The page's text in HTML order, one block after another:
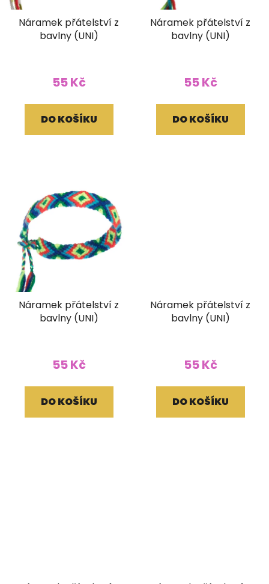
Náramek přátelství z
bavlny (UNI)
55 Kč
DO KOŠÍKU
Náramek přátelství z
bavlny (UNI)
55 Kč
DO KOŠÍKU
Náramek přátelství z
bavlny (UNI)
55 Kč
DO KOŠÍKU
Náramek přátelství z
bavlny (UNI)
55 Kč
DO KOŠÍKU